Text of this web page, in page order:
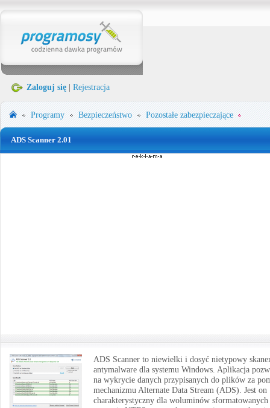
Zaloguj się Rejestracja
Programy Bezpieczeństwo Pozostałe zabezpieczające
ADS Scanner 2.01
ADS Scanner to niewielki i dosyć nietypowy
antymalware dla systemu Windows. Aplikacja
na wykrycie danych przypisanych do plików za
mechanizmu Alternate Data Stream (ADS). Jest on
charakterystyczny dla woluminów